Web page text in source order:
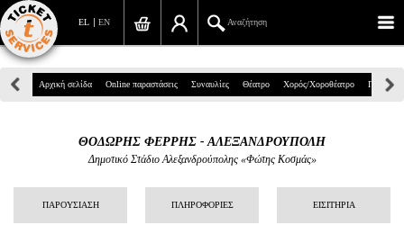
EN
EL Αναζήτηση
Πανεπιστημίου 39, Αθήνα
info@ticketservices.gr
Αναζήτηση
Σύνδεση/Εγγραφή
Αρχική σελίδα Online παραστάσεις Συναυλίες Θέατρο Χορός/Χοροθέατρο Παιδικά
ΘΟΔΩΡΗΣ ΦΕΡΡΗΣ - ΑΛΕΞΑΝΔΡΟΥΠΟΛΗ
Δημοτικό Στάδιο Αλεξανδρούπολης «Φώτης Κοσμάς»
ΠΑΡΟΥΣΙΑΣΗ ΠΛΗΡΟΦΟΡΙΕΣ ΕΙΣΙΤΗΡΙΑ